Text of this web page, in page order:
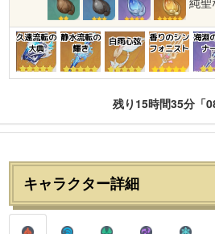
久遠流転の
大典
静水流転の
輝き
白雨心弦
香りのシン
フォニスト
海淵
ナ
残り15時間35分「
キャラクター詳細